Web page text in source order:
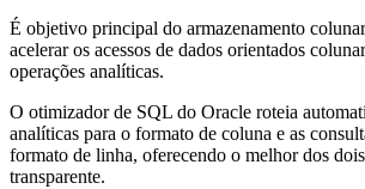
É objetivo principal do armazenamento
acelerar os acessos de dados orientados
operações analíticas.
O otimizador de SQL do Oracle roteia
analíticas para o formato de coluna e as
formato de linha, oferecendo o melhor dos
transparente.